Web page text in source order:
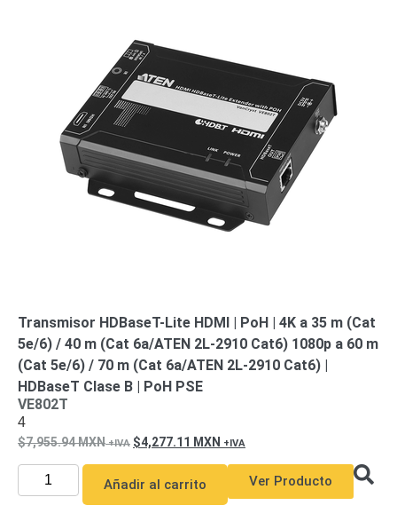
Transmisor HDBaseT-Lite HDMI | PoH | 4K a 35 m (Cat
5e/6) / 40 m (Cat 6a/ATEN 2L-2910 Cat6) 1080p a 60 m
(Cat 5e/6) / 70 m (Cat 6a/ATEN 2L-2910 Cat6) |
HDBaseT Clase B | PoH PSE
VE802T
4
7,955.94MXN 4,277.11 MXN
Añadir al carrito Ver Producto